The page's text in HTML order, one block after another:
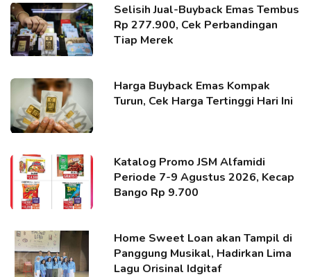
Selisih Jual-Buyback Emas Tembus
Rp 277.900, Cek Perbandingan
Tiap Merek
Harga Buyback Emas Kompak
Turun, Cek Harga Tertinggi Hari Ini
Katalog Promo JSM Alfamidi
Periode 7-9 Agustus 2026, Kecap
Bango Rp 9.700
Home Sweet Loan akan Tampil di
Panggung Musikal, Hadirkan Lima
Lagu Orisinal Idgitaf